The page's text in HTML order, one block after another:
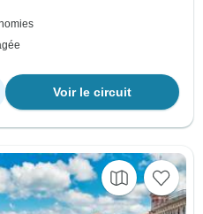
Voir le circuit